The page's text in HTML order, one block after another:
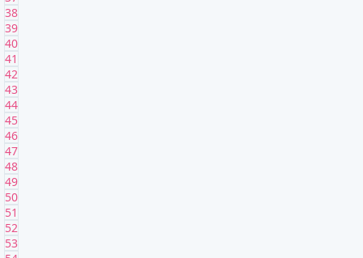
38
39
40
41
42
43
44
45
46
47
48
49
50
51
52
53